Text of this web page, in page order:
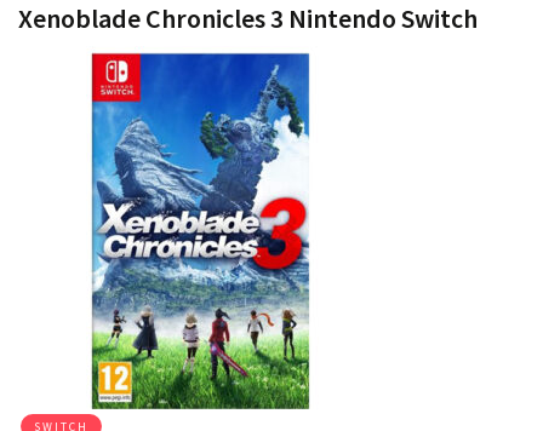
Xenoblade Chronicles 3 Nintendo Switch
SWITCH